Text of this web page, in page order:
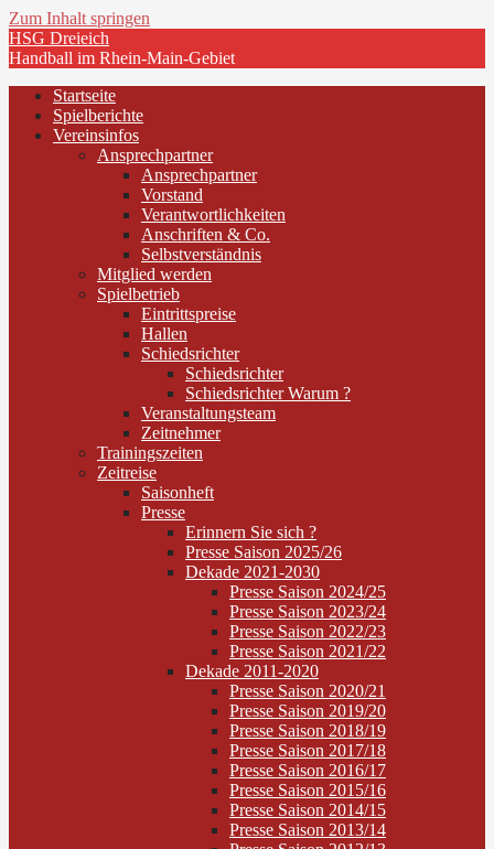
Zum Inhalt springen
HSG Dreieich
Handball im Rhein-Main-Gebiet
Startseite
Spielberichte
Vereinsinfos
Ansprechpartner
Ansprechpartner
Vorstand
Verantwortlichkeiten
Anschriften & Co.
Selbstverständnis
Mitglied werden
Spielbetrieb
Eintrittspreise
Hallen
Schiedsrichter
Schiedsrichter
Schiedsrichter Warum ?
Veranstaltungsteam
Zeitnehmer
Trainingszeiten
Zeitreise
Saisonheft
Presse
Erinnern Sie sich ?
Presse Saison 2025/26
Dekade 2021-2030
Presse Saison 2024/25
Presse Saison 2023/24
Presse Saison 2022/23
Presse Saison 2021/22
Dekade 2011-2020
Presse Saison 2020/21
Presse Saison 2019/20
Presse Saison 2018/19
Presse Saison 2017/18
Presse Saison 2016/17
Presse Saison 2015/16
Presse Saison 2014/15
Presse Saison 2013/14